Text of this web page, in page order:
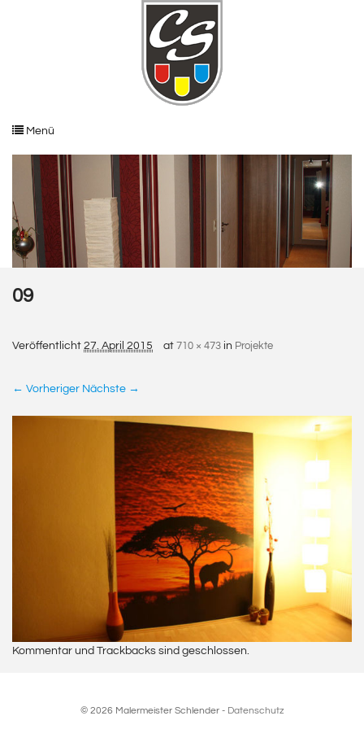
Menü
09
Veröffentlicht 27. April 2015 at 710 × 473 in Projekte
← Vorheriger Nächste →
Kommentar und Trackbacks sind geschlossen.
© 2026 Malermeister Schlender - Datenschutz